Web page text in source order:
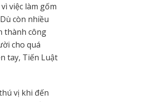
việc làm gốm
còn nhiều
thành công
cho quá
tay, Tiến Luật
vị khi đến